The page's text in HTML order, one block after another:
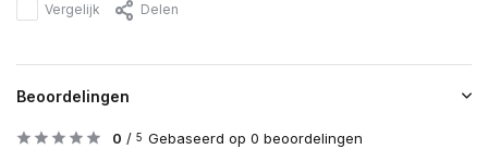
Vergelijk Delen
Beoordelingen
0 / 5 Gebaseerd op 0 beoordelingen